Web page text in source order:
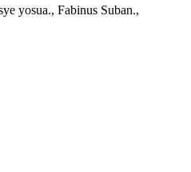
yosua., Fabinus Suban.,